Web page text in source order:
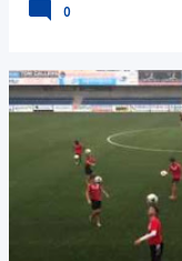
0